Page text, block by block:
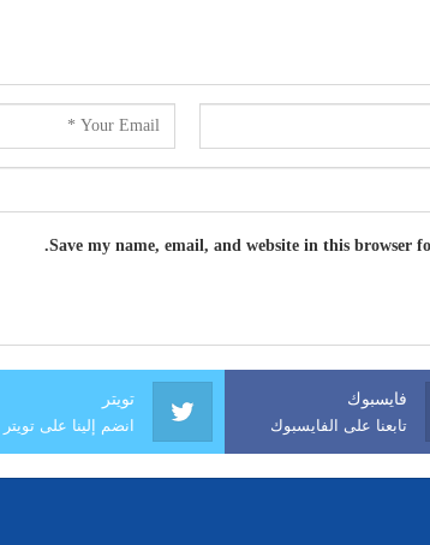
Save my name, email, and website in this browser
فايسبوك
تابعنا على الفايسبوك
تويتر
انضم إلينا على تويتر